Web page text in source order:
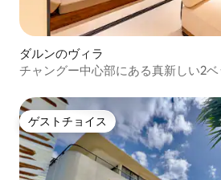
ダルンのヴィラ
チャングー中心部にある真新しい2
ゲストチョイス
ゲストチョイス